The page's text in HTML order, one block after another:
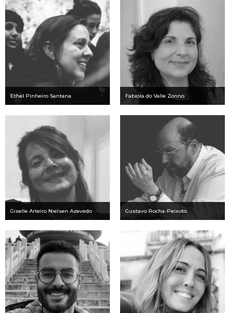
Ethel Pinheiro Santana Fabiola do Valle Zonno
Giselle Arteiro Nielsen Azevedo Gustavo Rocha-Peixoto